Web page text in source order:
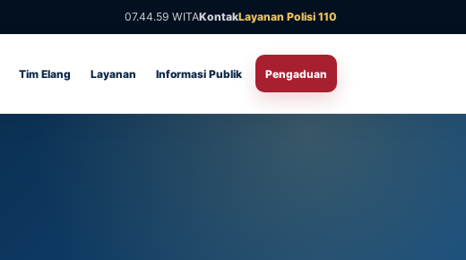
07.45.00 WITAKontakLayanan Polisi 110
Tim Elang Layanan Informasi Publik Pengaduan